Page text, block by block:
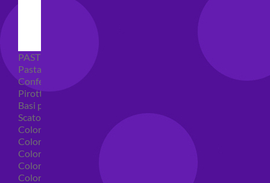
PASTICCERIA
Pasta di zucchero
Confetti
Pirottini
Basi polistirolo per torte
Scatole per torte
Coloranti alimentari
Coloranti alimentari in gel
Colorante alimentare spray
Coloranti alimentari in polvere
Coloranti liquidi